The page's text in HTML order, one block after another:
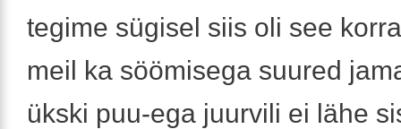
tegime sügisel siis oli see
meil ka söömisega suured
ükski puu-ega juurvili ei lähe